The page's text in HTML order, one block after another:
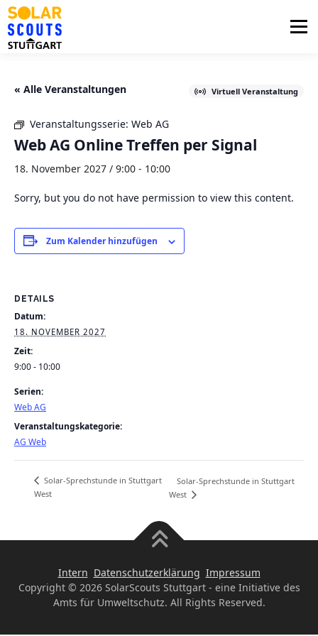
Zum
Inhalt
springen
Menü
« Alle Veranstaltungen Virtuell Veranstaltung
Veranstaltungsserie: Web AG
Web AG Online Treffen per Signal
18. November 2027 / 9:00 - 10:00
Sorry, but you do not have permission to view this content.
Zum Kalender hinzufügen
DETAILS
Datum:
18. NOVEMBER 2027
Zeit:
9:00 - 10:00
Serien:
Web AG
Veranstaltungskategorie:
AG Web
Solar-Sprechstunde in Stuttgart
West
Solar-Sprechstunde in Stuttgart
West
Intern Datenschutzerklärung Impressum
Copyright © 2026 SolarScouts Stuttgart - eine Initiative des
Amts für Umweltschutz. All Rights Reserved.